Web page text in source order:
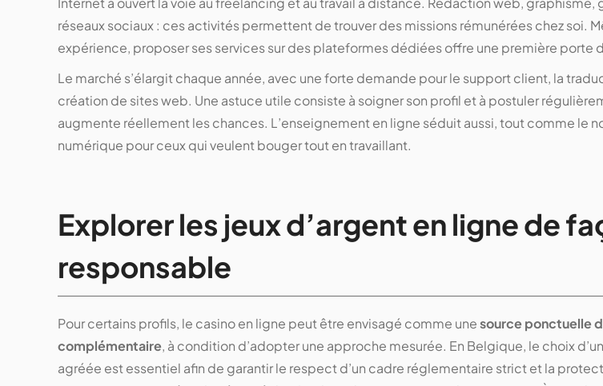
réseaux sociaux : ces activités permettent de trouver des missions rémunérées chez soi.
expérience, proposer ses services sur des plateformes dédiées offre une première porte
Le marché s’élargit chaque année, avec une forte demande pour le support client, la
création de sites web. Une astuce utile consiste à soigner son profil et à postuler
augmente réellement les chances. L’enseignement en ligne séduit aussi, tout comme le
numérique pour ceux qui veulent bouger tout en travaillant.
Explorer les jeux d’argent en ligne de
responsable
Pour certains profils, le casino en ligne peut être envisagé comme unesource ponctuelle
complémentaire, à condition d’adopter une approche mesurée. En Belgique, le choix
agréée est essentiel afin de garantir le respect d’un cadre réglementaire strict et la